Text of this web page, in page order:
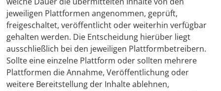
jeweiligen Plattformen angenommen, geprüft,
freigeschaltet, veröffentlicht oder weiterhin verfügbar
gehalten werden. Die Entscheidung hierüber liegt
ausschließlich bei den jeweiligen Plattformbetreibern.
Sollte eine einzelne Plattform oder sollten mehrere
Plattformen die Annahme, Veröffentlichung oder
weitere Bereitstellung der Inhalte ablehnen,